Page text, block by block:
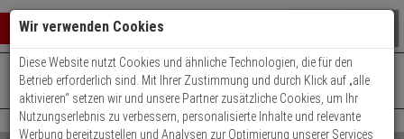
Warenkorb schließen
0 ARTIKEL IM WARENKORB
Ihr Warenkorb ist momentan leer.
Ergebnisse ()
Fertig
+49 (0)821 899 493-0Mo. - Do.: 8:00 - 16:30 | Fr.: 8:00 - 14:00 Uhr
Kontaktservice nutzen
Wir verwenden Cookies
Diese Website nutzt Cookies und ähnliche Technologien, die für den
Betrieb erforderlich sind. Mit Ihrer Zustimmung und durch Klick auf „alle
aktivieren“ setzen wir und unsere Partner zusätzliche Cookies, um Ihr
Nutzungserlebnis zu verbessern, personalisierte Inhalte und relevante
Werbung bereitzustellen und Analysen zur Optimierung unserer Services